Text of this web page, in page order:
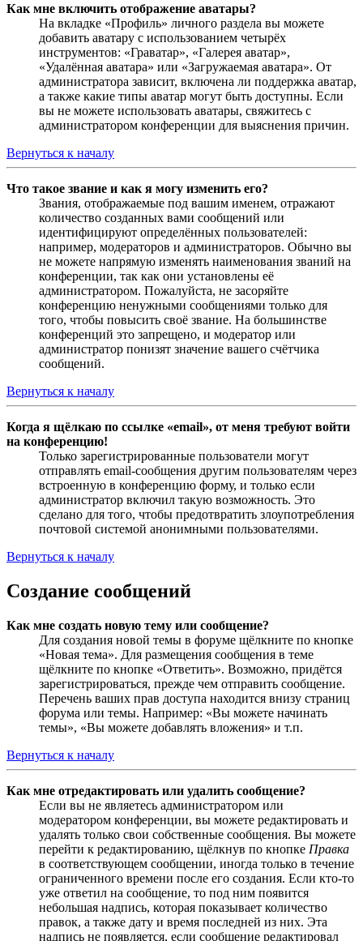
Как мне включить отображение аватары?
На вкладке «Профиль» личного раздела вы можете
добавить аватару с использованием четырёх
инструментов: «Граватар», «Галерея аватар»,
«Удалённая аватара» или «Загружаемая аватара». От
администратора зависит, включена ли поддержка аватар,
а также какие типы аватар могут быть доступны. Если
вы не можете использовать аватары, свяжитесь с
администратором конференции для выяснения причин.
Вернуться к началу
Что такое звание и как я могу изменить его?
Звания, отображаемые под вашим именем, отражают
количество созданных вами сообщений или
идентифицируют определённых пользователей:
например, модераторов и администраторов. Обычно вы
не можете напрямую изменять наименования званий на
конференции, так как они установлены её
администратором. Пожалуйста, не засоряйте
конференцию ненужными сообщениями только для
того, чтобы повысить своё звание. На большинстве
конференций это запрещено, и модератор или
администратор понизят значение вашего счётчика
сообщений.
Вернуться к началу
Когда я щёлкаю по ссылке «email», от меня требуют войти
на конференцию!
Только зарегистрированные пользователи могут
отправлять email-сообщения другим пользователям через
встроенную в конференцию форму, и только если
администратор включил такую возможность. Это
сделано для того, чтобы предотвратить злоупотребления
почтовой системой анонимными пользователями.
Вернуться к началу
Создание сообщений
Как мне создать новую тему или сообщение?
Для создания новой темы в форуме щёлкните по кнопке
«Новая тема». Для размещения сообщения в теме
щёлкните по кнопке «Ответить». Возможно, придётся
зарегистрироваться, прежде чем отправить сообщение.
Перечень ваших прав доступа находится внизу страниц
форума или темы. Например: «Вы можете начинать
темы», «Вы можете добавлять вложения» и т.п.
Вернуться к началу
Как мне отредактировать или удалить сообщение?
Если вы не являетесь администратором или
модератором конференции, вы можете редактировать и
удалять только свои собственные сообщения. Вы можете
перейти к редактированию, щёлкнув по кнопке Правка
в соответствующем сообщении, иногда только в течение
ограниченного времени после его создания. Если кто-то
уже ответил на сообщение, то под ним появится
небольшая надпись, которая показывает количество
правок, а также дату и время последней из них. Эта
надпись не появляется, если сообщение редактировал